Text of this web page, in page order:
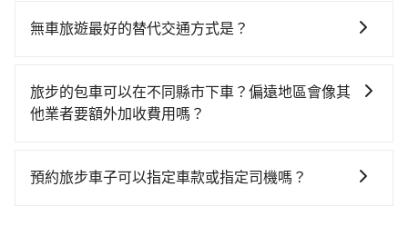
費時2小時16分鐘。選擇搭乘高鐵而不預約包車，不僅每
是三人以下要乘車，也可參考tripool的拼車共乘服務，
最多可再節省50%的交通費用。
數超過四位，更是沒有較大的七人座或九人座可供選
修理，每一次租車都好像在開樂透一樣。另外，偶爾也
會遇到明明已經預約了時間但上一位用戶卻遲遲尚未歸
雖然路邊隨租隨還看似方便，但實際使用時還是有其區
再加上台中市有些計程車司機不按錶計費，約有27%會
你從台中市大里區到屏東火車站的最佳選擇。
繫，可能原本約定的地點不適合暫停而改停靠在附近的
無隱藏費用，讓您可以隨時掌握交通開支。
無車旅遊最好的替代交通方式是？
看您旅遊的目的地而定。您可以善用大眾運輸，例如：
公車、捷運、客運等，或者考慮租車。如果您想要更便
旅步的包車可以在不同縣市下車？偏遠地區會像其
他業者要額外加收費用嗎？
於偏遠地區，我們提供的價格已經包含了所有基本的費
預約旅步車子可以指定車款或指定司機嗎？